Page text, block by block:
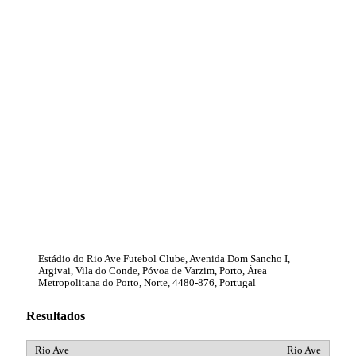
Estádio do Rio Ave Futebol Clube, Avenida Dom Sancho I,
Argivai, Vila do Conde, Póvoa de Varzim, Porto, Área
Metropolitana do Porto, Norte, 4480-876, Portugal
Resultados
Rio Ave